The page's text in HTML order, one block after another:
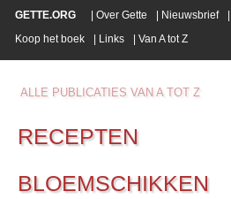
GETTE.ORG Over Gette Nieuwsbrief
Koop het boek
Links Van A tot Z
ALLE PUBLICATIES VAN A TOT Z
RECEPTEN
BLOEMSCHIKKEN